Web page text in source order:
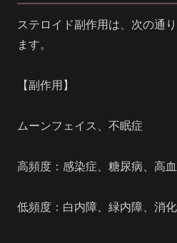
ステロイド副作用は、次の通
ます。
【副作用】
ムーンフェイス、不眠症
高頻度：感染症、糖尿病、高
低頻度：白内障、緑内障、消